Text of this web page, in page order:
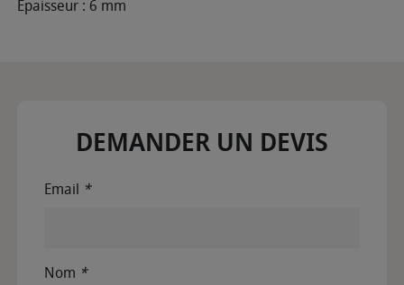
Épaisseur : 6 mm
DEMANDER UN DEVIS
Email *
Nom *